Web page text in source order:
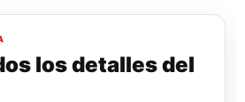
los detalles del